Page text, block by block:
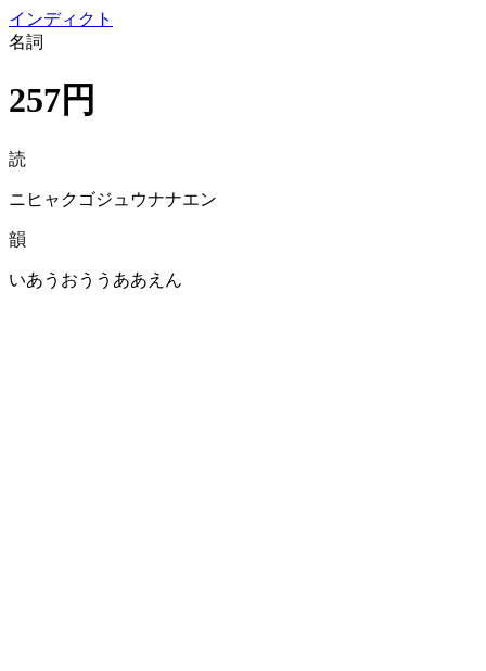
インディクト
名詞
257円
読
ニヒャクゴジュウナナエン
韻
いあうおううああえん